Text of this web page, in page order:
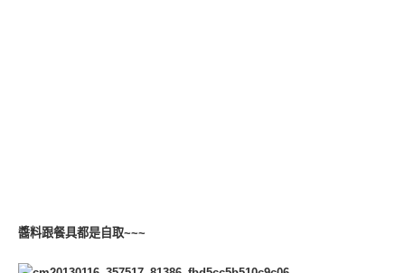
醬料跟餐具都是自取~~~